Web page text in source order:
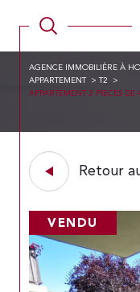
AGENCE IMMOBILIÈRE À
APPARTEMENT
T2
APPARTEMENT 2 PIECES
Retour
VENDU